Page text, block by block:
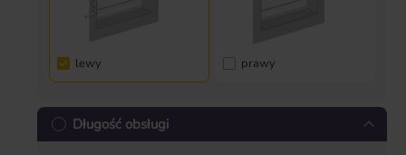
lewy prawy
Długość obsługi